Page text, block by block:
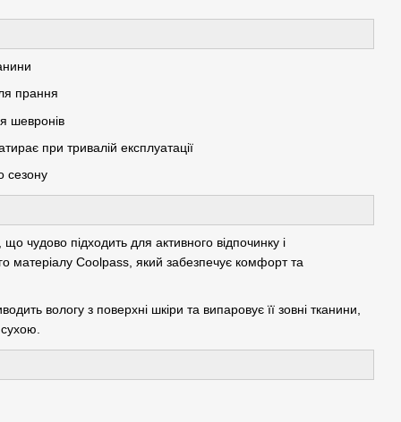
прання
шевронів
при тривалій експлуатації
сезону
чудово підходить для активного відпочинку і
матеріалу Coolpass, який забезпечує комфорт та
вологу з поверхні шкіри та випаровує її зовні тканини,